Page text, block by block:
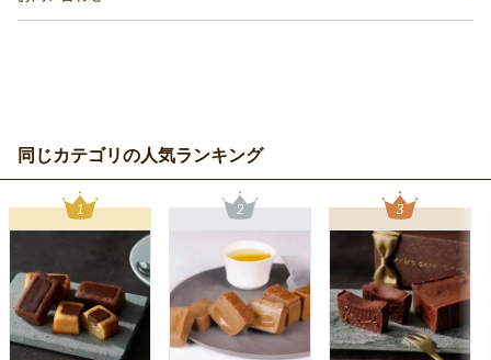
同じカテゴリの人気ランキング